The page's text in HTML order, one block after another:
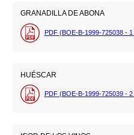
GRANADILLA DE ABONA
PDF (BOE-B-1999-725038 - 1
HUÉSCAR
PDF (BOE-B-1999-725039 - 2